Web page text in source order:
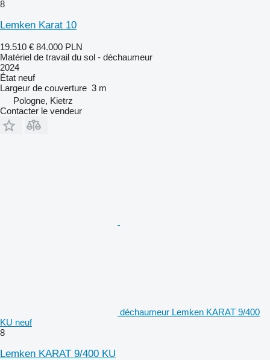
8
Lemken Karat 10
19.510 € 84.000 PLN
Matériel de travail du sol - déchaumeur
2024
État neuf
Largeur de couverture 3 m
Pologne, Kietrz
Contacter le vendeur
déchaumeur Lemken KARAT 9/400
KU neuf
8
Lemken KARAT 9/400 KU